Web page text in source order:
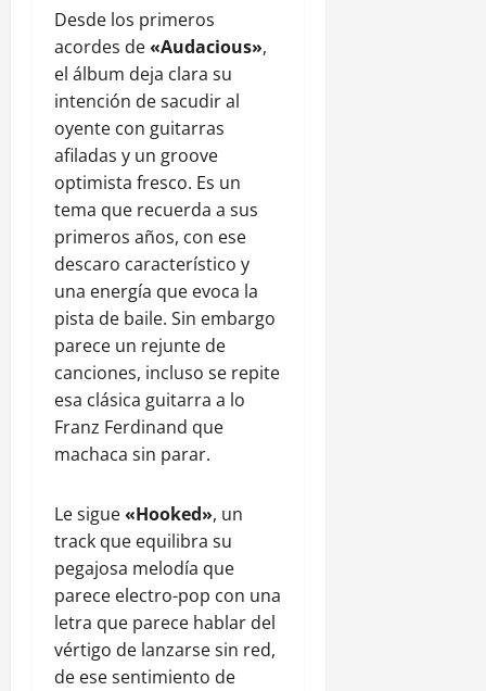
Desde los primeros
acordes de«Audacious»,
el álbum deja clara su
intención de sacudir al
oyente con guitarras
afiladas y un groove
optimista fresco. Es un
tema que recuerda a sus
primeros años, con ese
descaro característico y
una energía que evoca la
pista de baile. Sin embargo
parece un rejunte de
canciones, incluso se repite
esa clásica guitarra a lo
Franz Ferdinand que
machaca sin parar.
Le sigue«Hooked», un
track que equilibra su
pegajosa melodía que
parece electro-pop con una
letra que parece hablar del
vértigo de lanzarse sin red,
de ese sentimiento de